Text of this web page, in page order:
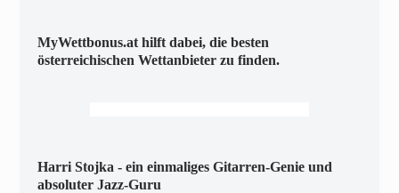
MyWettbonus.at hilft dabei, die besten
österreichischen Wettanbieter zu finden.
Harri Stojka - ein einmaliges Gitarren-Genie und
absoluter Jazz-Guru